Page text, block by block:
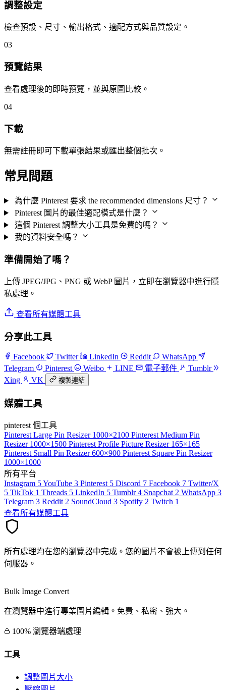
調整設定
檢查預設、尺寸、輸出格式、適配方式與品質設定。
03
預覽結果
查看處理後的即時預覽，並與原圖比較。
04
下載
無需註冊即可下載單張結果或匯出整個批次。
常見問題
為什麼 Pinterest 要求 the recommended dimensions 尺寸？
Pinterest 圖片的最佳適配模式是什麼？
這個 Pinterest 調整大小工具是免費的嗎？
我的資料安全嗎？
準備開始了嗎？
上傳 JPEG/JPG、PNG 或 WebP 圖片，立即在瀏覽器中進行隱
私處理。
查看所有媒體工具
分享此工具
Facebook Twitter LinkedIn Reddit
WhatsApp
Telegram
Pinterest Weibo LINE 電子郵件
Tumblr
Xing
VK 複製連結
媒體工具
pinterest 個工具
Pinterest Large Pin Resizer 1000×2100 Pinterest Medium Pin
Resizer 1000×1500 Pinterest Profile Picture Resizer 165×165
Pinterest Small Pin Resizer 600×900 Pinterest Square Pin Resizer
1000×1000
所有平台
Instagram 5YouTube 3 Pinterest 5 Discord 7 Facebook 7 Twitter/X
5 TikTok 1 Threads 5 LinkedIn 5 Tumblr 4 Snapchat 2 WhatsApp 3
Telegram 3 Reddit 2 SoundCloud 3 Spotify 2 Twitch 1
查看所有媒體工具
所有處理均在您的瀏覽器中完成。您的圖片不會被上傳到任何
伺服器。
Bulk Image Convert
在瀏覽器中進行專業圖片編輯。免費、私密、強大。
100% 瀏覽器端處理
工具
調整圖片大小